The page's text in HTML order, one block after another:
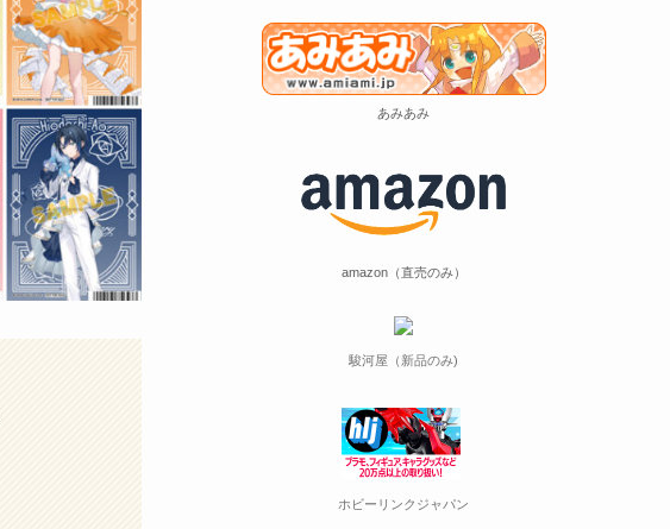
あみあみ
amazon（直売のみ）
駿河屋（新品のみ)
ホビーリンクジャパン